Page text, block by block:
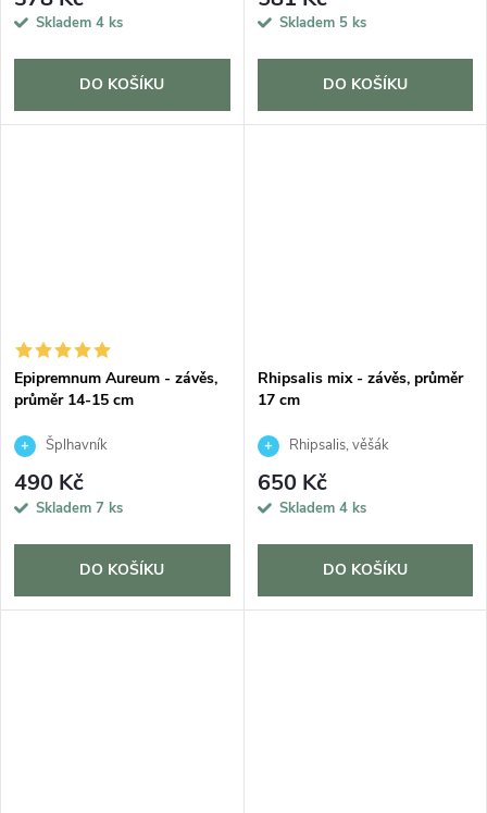
Skladem 4 ks
DO KOŠÍKU
Skladem 5 ks
DO KOŠÍKU
Epipremnum Aureum - závěs,
průměr 14-15 cm
Šplhavník
490 Kč
Skladem 7 ks
DO KOŠÍKU
Rhipsalis mix - závěs, průměr
17 cm
Rhipsalis, věšák
650 Kč
Skladem 4 ks
DO KOŠÍKU